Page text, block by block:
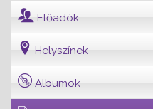
Előadók
Helyszínek
Albumok